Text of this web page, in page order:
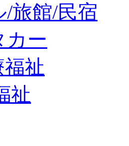
/旅館/民宿
カー
祉
祉